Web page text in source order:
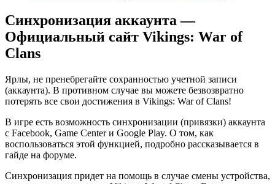
Синхронизация аккаунта —
Официальный сайт Vikings: War of
Clans
Ярлы, не пренебрегайте сохранностью учетной записи
(аккаунта). В противном случае вы можете безвозвратно
потерять все свои достижения в Vikings: War of Clans!
В игре есть возможность синхронизации (привязки) аккаунта
с Facebook, Game Center и Google Play. О том, как
воспользоваться этой функцией, подробно рассказывается в
гайде на форуме.
Синхронизация придет на помощь в случае смены устройства,